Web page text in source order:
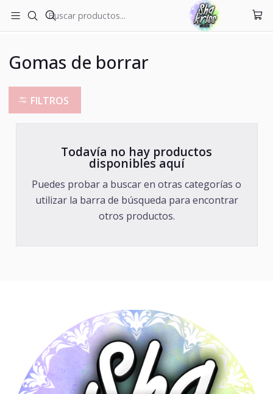
Inicio Oficina Gomas de borrar
Gomas de borrar
FILTROS
Todavía no hay productos
disponibles aquí
Puedes probar a buscar en otras categorías o
utilizar la barra de búsqueda para encontrar
otros productos.